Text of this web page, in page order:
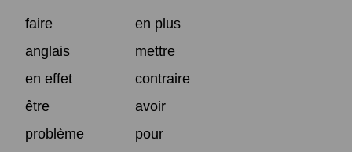
faire
en plus
anglais
mettre
en effet
contraire
être
avoir
problème
pour